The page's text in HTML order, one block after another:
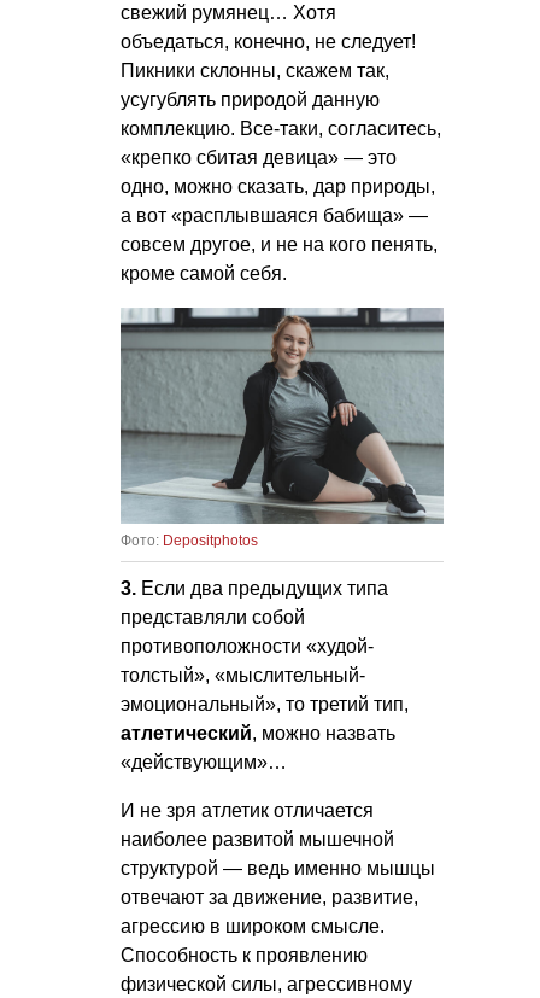
свежий румянец… Хотя
объедаться, конечно, не следует!
Пикники склонны, скажем так,
усугублять природой данную
комплекцию. Все-таки, согласитесь,
«крепко сбитая девица» — это
одно, можно сказать, дар природы,
а вот «расплывшаяся бабища» —
совсем другое, и не на кого пенять,
кроме самой себя.
Фото: Depositphotos
3. Если два предыдущих типа
представляли собой
противоположности «худой-
толстый», «мыслительный-
эмоциональный», то третий тип,
атлетический, можно назвать
«действующим»…
И не зря атлетик отличается
наиболее развитой мышечной
структурой — ведь именно мышцы
отвечают за движение, развитие,
агрессию в широком смысле.
Способность к проявлению
физической силы, агрессивному